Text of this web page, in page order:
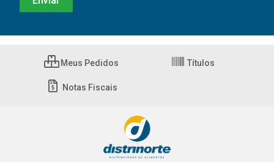
Meus Pedidos Títulos
Notas Fiscais